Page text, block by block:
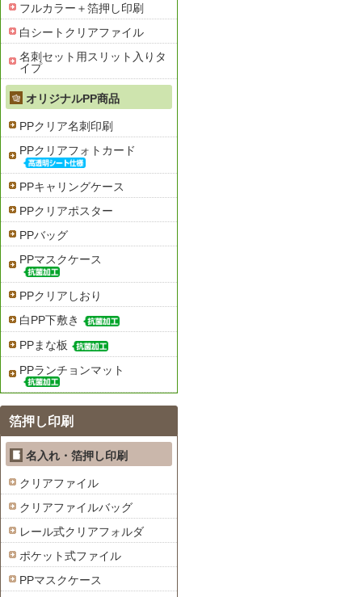
フルカラー＋箔押し印刷
白シートクリアファイル
名刺セット用スリット入りタ
イプ
オリジナルPP商品
PPクリア名刺印刷
PPクリアフォトカード
PPキャリングケース
PPクリアポスター
PPバッグ
PPマスクケース
PPクリアしおり
白PP下敷き
PPまな板
PPランチョンマット
箔押し印刷
名入れ・箔押し印刷
クリアファイル
クリアファイルバッグ
レール式クリアフォルダ
ポケット式ファイル
PPマスクケース